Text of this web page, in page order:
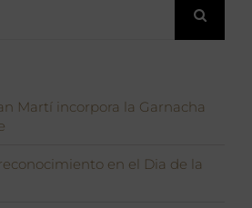
Martí incorpora la Garnacha
en el Dia de la